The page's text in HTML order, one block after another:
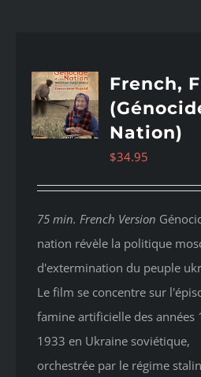
French,
Nation)
$34.95
75 min. French Version
nation révèle la politique
d'extermination du peuple
Le film se concentre sur
famine artificielle des années
1933 en Ukraine soviétique,
orchestrée par le régime